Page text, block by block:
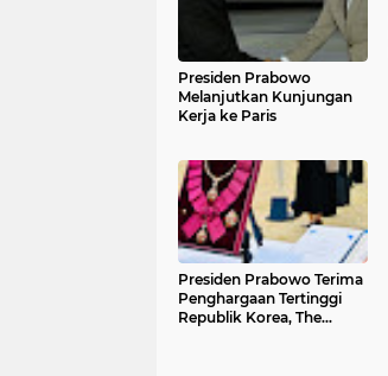
Presiden Prabowo
Melanjutkan Kunjungan
Kerja ke Paris
Presiden Prabowo Terima
Penghargaan Tertinggi
Republik Korea, The